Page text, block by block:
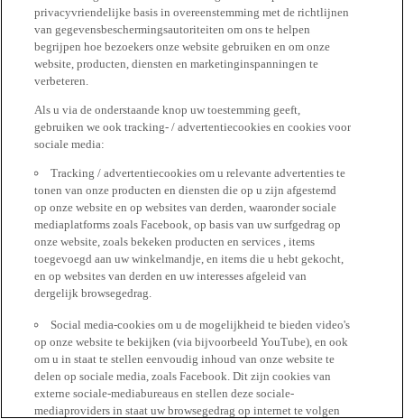
privacyvriendelijke basis in overeenstemming met de richtlijnen
van gegevensbeschermingsautoriteiten om ons te helpen
begrijpen hoe bezoekers onze website gebruiken en om onze
website, producten, diensten en marketinginspanningen te
verbeteren.
Als u via de onderstaande knop uw toestemming geeft,
gebruiken we ook tracking- / advertentiecookies en cookies voor
sociale media:
Tracking / advertentiecookies om u relevante advertenties te
tonen van onze producten en diensten die op u zijn afgestemd
op onze website en op websites van derden, waaronder sociale
mediaplatforms zoals Facebook, op basis van uw surfgedrag op
onze website, zoals bekeken producten en services , items
toegevoegd aan uw winkelmandje, en items die u hebt gekocht,
en op websites van derden en uw interesses afgeleid van
dergelijk browsegedrag.
Social media-cookies om u de mogelijkheid te bieden video's
op onze website te bekijken (via bijvoorbeeld YouTube), en ook
om u in staat te stellen eenvoudig inhoud van onze website te
delen op sociale media, zoals Facebook. Dit zijn cookies van
externe sociale-mediabureaus en stellen deze sociale-
mediaproviders in staat uw browsegedrag op internet te volgen